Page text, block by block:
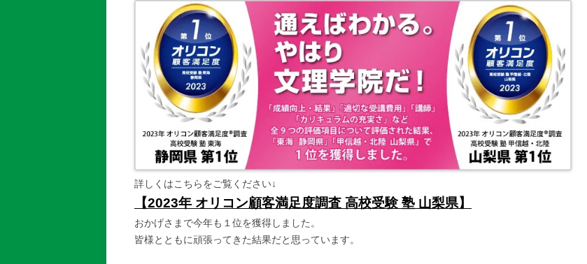
詳しくはこちらをご覧ください↓
【2023年 オリコン顧客満足度調査 高校受験 塾 山梨県】
おかげさまで今年も１位を獲得しました。
皆様とともに頑張ってきた結果だと思っています。